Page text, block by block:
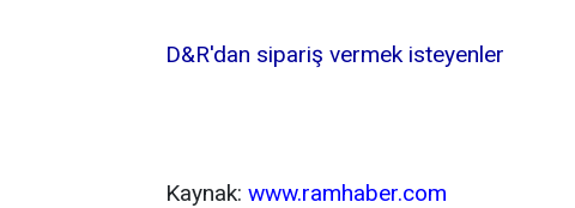
D&R'dan sipariş vermek isteyenler
Kaynak: www.ramhaber.com